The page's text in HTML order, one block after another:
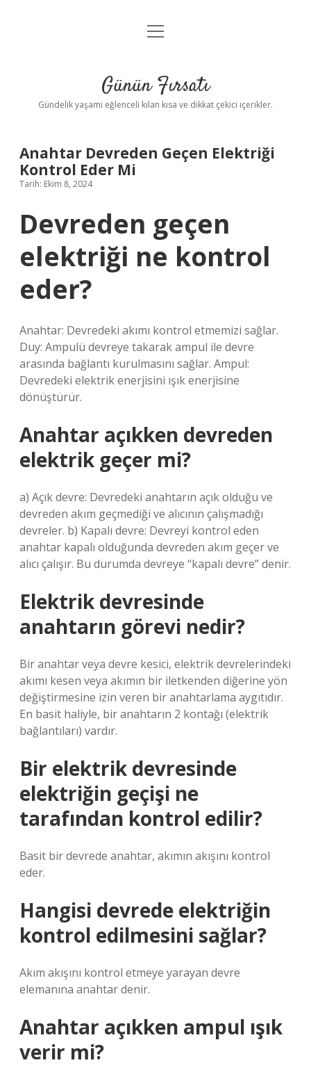
Anasayfa
Yasal Uyarı
menüyü
Günün Fırsatı
Gündelik yaşamı eğlenceli kılan kısa ve dikkat çekici içerikler.
Anahtar Devreden Geçen Elektriği
Kontrol Eder Mi
Tarih: Ekim 8, 2024
Devreden geçen
elektriği ne kontrol
eder?
Anahtar: Devredeki akımı kontrol etmemizi sağlar.
Duy: Ampulü devreye takarak ampul ile devre
arasında bağlantı kurulmasını sağlar. Ampul:
Devredeki elektrik enerjisini ışık enerjisine
dönüştürür.
Anahtar açıkken devreden
elektrik geçer mi?
a) Açık devre: Devredeki anahtarın açık olduğu ve
devreden akım geçmediği ve alıcının çalışmadığı
devreler. b) Kapalı devre: Devreyi kontrol eden
anahtar kapalı olduğunda devreden akım geçer ve
alıcı çalışır. Bu durumda devreye “kapalı devre” denir.
Elektrik devresinde
anahtarın görevi nedir?
Bir anahtar veya devre kesici, elektrik devrelerindeki
akımı kesen veya akımın bir iletkenden diğerine yön
değiştirmesine izin veren bir anahtarlama aygıtıdır.
En basit haliyle, bir anahtarın 2 kontağı (elektrik
bağlantıları) vardır.
Bir elektrik devresinde
elektriğin geçişi ne
tarafından kontrol edilir?
Basit bir devrede anahtar, akımın akışını kontrol
eder.
Hangisi devrede elektriğin
kontrol edilmesini sağlar?
Akım akışını kontrol etmeye yarayan devre
elemanına anahtar denir.
Anahtar açıkken ampul ışık
verir mi?